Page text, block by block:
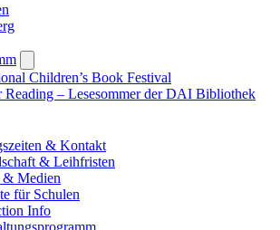
submenu
Children’s Book Festival
Reading – Lesesommer der DAI Bibliothek
& Kontakt
& Leihfristen
Medien
für Schulen
Info